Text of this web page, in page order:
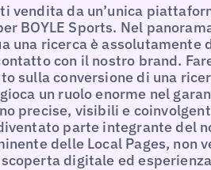
vendita da un’unica
BOYLE Sports. Nel
una ricerca è assolutamente
con il nostro brand.
sulla conversione di una
un ruolo enorme nel
precise, visibili e
parte integrante del
delle Local Pages, non
digitale ed